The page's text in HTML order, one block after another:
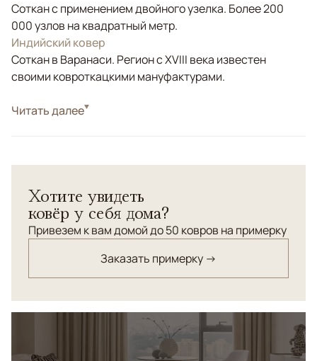
Соткан с применением двойного узелка. Более 200
000 узлов на квадратный метр.
Индийский ковер
Соткан в Варанаси. Регион с XVIII века известен
своими ковроткацкими мануфактурами.
СтильСовременные
Читать далее
Хотите увидеть
ковёр у себя дома?
Привезем к вам домой до 50 ковров на примерку
Заказать примерку →